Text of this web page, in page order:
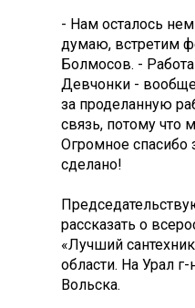
- Нам осталось
думаю, встретим
Болмосов. -
Девчонки -
за проделанную
связь, потому что
Огромное спасибо
сделано!
рассказать о
«Лучший
области. На Урал
Вольска.